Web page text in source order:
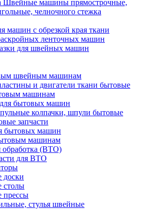
Швейные машины прямострочные,
челночного стежка
машин с обрезкой края ткани
ленточных машин
для швейных машин
швейным машинам
и двигатели ткани бытовые
машинам
бытовых машин
колпачки, шпули бытовые
запчасти
бытовых машин
машинам
обработка (ВТО)
для ВТО
доски
столы
прессы
стулья швейные